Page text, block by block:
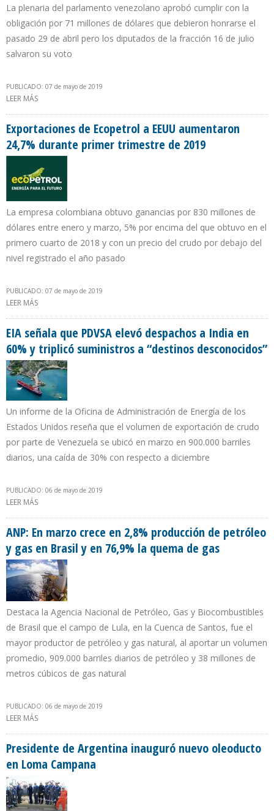
La plenaria del parlamento venezolano aprobó cumplir con la
obligación por 71 millones de dólares que debieron honrarse el
pasado 29 de abril pero los diputados de la fracción 16 de julio
salvaron su voto
PUBLICADO: 07 de mayo de 2019
LEER MÁS
Exportaciones de Ecopetrol a EEUU aumentaron
24,7% durante primer trimestre de 2019
La empresa colombiana obtuvo ganancias por 830 millones de
dólares entre enero y marzo, 5% por encima del que obtuvo en el
primero cuarto de 2018 y con un precio del crudo por debajo del
nivel registrado el año pasado
PUBLICADO: 07 de mayo de 2019
LEER MÁS
EIA señala que PDVSA elevó despachos a India en
60% y triplicó suministros a “destinos desconocidos”
Un informe de la Oficina de Administración de Energía de los
Estados Unidos reseña que el volumen de exportación de crudo
por parte de Venezuela se ubicó en marzo en 900.000 barriles
diarios, una caída de 30% con respecto a diciembre
PUBLICADO: 06 de mayo de 2019
LEER MÁS
ANP: En marzo crece en 2,8% producción de petróleo
y gas en Brasil y en 76,9% la quema de gas
Destaca la Agencia Nacional de Petróleo, Gas y Biocombustibles
de Brasil que el campo de Lula, en la Cuenca de Santos, fue el
mayor productor de petróleo y gas natural, al aportar un volumen
promedio, 909.000 barriles diarios de petróleo y 38 millones de
metros cúbicos de gas natural
PUBLICADO: 06 de mayo de 2019
LEER MÁS
Presidente de Argentina inauguró nuevo oleoducto
en Loma Campana